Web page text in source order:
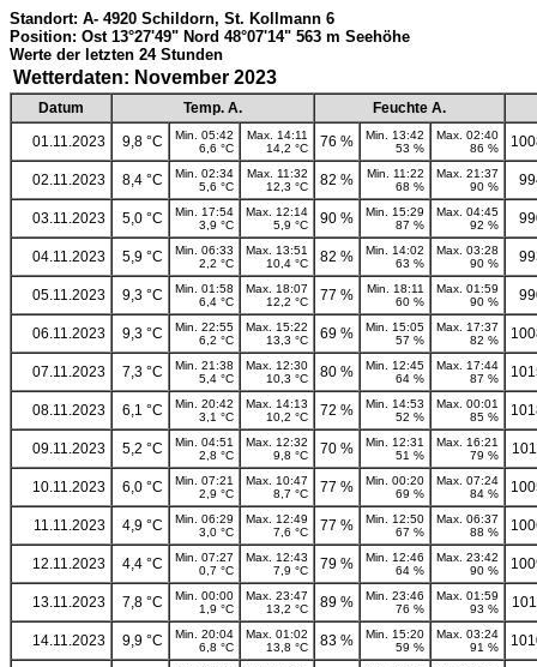
Standort: A- 4920 Schildorn, St. Kollmann 6
Position: Ost 13°27'49" Nord 48°07'14" 563 m Seehöhe
Werte der letzten 24 Stunden
Wetterdaten: November 2023
Datum Temp. A.
Feuchte A.
01.11.2023
9,8 °C
Min. 05:42
6,6 °C
Max. 14:11
14,2 °C
76 %
Min. 13:42
53 %
Max. 02:40
86 %
02.11.2023 8,4 °C
Min. 02:34
5,6 °C
Max. 11:32
12,3 °C
82 %
Min. 11:22
68 %
Max. 21:37
90 %
03.11.2023 5,0 °C
Min. 17:54
3,9 °C
Max. 12:14
5,9 °C
90 %
Min. 15:29
87 %
Max. 04:45
92 %
04.11.2023 5,9 °C
Min. 06:33
2,2 °C
Max. 13:51
10,4 °C
82 %
Min. 14:02
63 %
Max. 03:28
90 %
05.11.2023 9,3 °C
Min. 01:58
6,4 °C
Max. 18:07
12,2 °C
77 %
Min. 18:11
60 %
Max. 01:59
90 %
06.11.2023 9,3 °C
Min. 22:55
6,2 °C
Max. 15:22
13,3 °C
69 %
Min. 15:05
57 %
Max. 17:37
82 %
07.11.2023 7,3 °C
Min. 21:38
5,4 °C
Max. 12:30
10,3 °C
80 %
Min. 12:45
64 %
Max. 17:44
87 %
08.11.2023 6,1 °C
Min. 20:42
3,1 °C
Max. 14:13
10,2 °C
72 %
Min. 14:53
52 %
Max. 00:01
85 %
09.11.2023 5,2 °C
Min. 04:51
2,8 °C
Max. 12:32
9,8 °C
70 %
Min. 12:31
51 %
Max. 16:21
79 %
10.11.2023 6,0 °C
Min. 07:21
2,9 °C
Max. 10:47
8,7 °C
77 %
Min. 00:20
69 %
Max. 07:24
84 %
11.11.2023 4,9 °C
Min. 06:29
3,0 °C
Max. 12:49
7,6 °C
77 %
Min. 12:50
67 %
Max. 06:37
88 %
12.11.2023 4,4 °C
Min. 07:27
0,7 °C
Max. 12:43
7,9 °C
79 %
Min. 12:46
64 %
Max. 23:42
90 %
13.11.2023 7,8 °C
Min. 00:00
1,9 °C
Max. 23:47
13,2 °C
89 %
Min. 23:46
76 %
Max. 01:59
93 %
14.11.2023 9,9 °C
Min. 20:04
6,8 °C
Max. 01:02
13,8 °C
83 %
Min. 15:20
59 %
Max. 03:24
91 %